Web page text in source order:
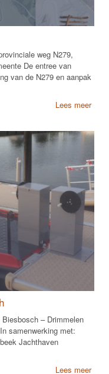
weg N279,
De entree van
van de N279 en aanpak
Lees meer
– Drimmelen
samenwerking met:
Jachthaven
Lees meer